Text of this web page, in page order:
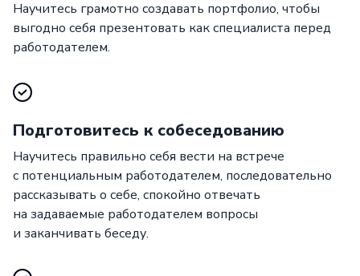
Научитесь грамотно создавать портфолио, чтобы
выгодно себя презентовать как специалиста перед
работодателем.
Подготовитесь к собеседованию
Научитесь правильно себя вести на встрече
с потенциальным работодателем, последовательно
рассказывать о себе, спокойно отвечать
на задаваемые работодателем вопросы
и заканчивать беседу.